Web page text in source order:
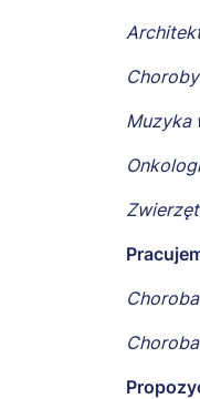
Muzyka